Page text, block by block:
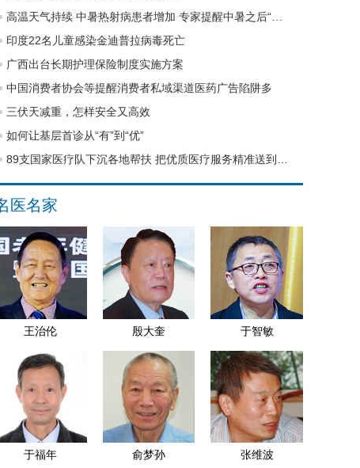
印度22名儿童感染金迪普拉病毒死亡
广西出台长期护理保险制度实施方案
中国消费者协会等提醒消费者私域渠道医药广告陷阱多
三伏天减重，怎样安全又高效
如何让基层首诊从“有”到“优”
医名家
王治伦 殷大奎 于智敏
于福年 俞梦孙 张维波